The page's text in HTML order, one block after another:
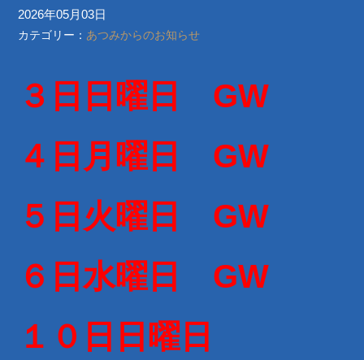
2026年05月03日
カテゴリー： あつみからのお知らせ
３日日曜日 GW
４日月曜日 GW
５日火曜日 GW
６日水曜日 GW
１０日日曜日